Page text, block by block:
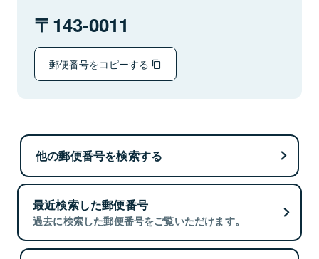
143-0011
郵便番号をコピーする
他の郵便番号を検索する
最近検索した郵便番号
過去に検索した郵便番号をご覧いただけます。